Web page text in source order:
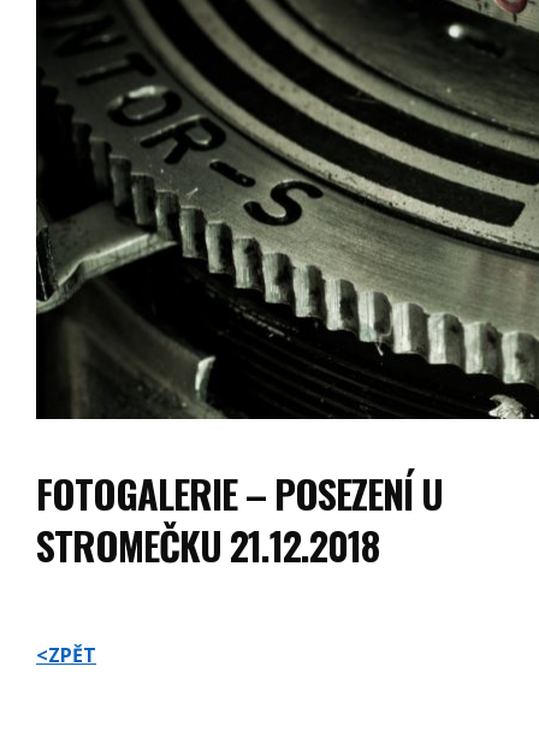
FOTOGALERIE – POSEZENÍ U
STROMEČKU 21.12.2018
<ZPĚT